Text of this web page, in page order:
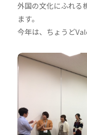
外国の文化にふれる
ます。
今年は、ちょうど